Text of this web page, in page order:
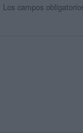
Los campos